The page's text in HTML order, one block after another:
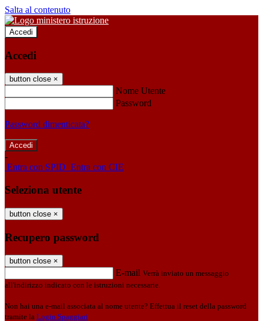
Salta al contenuto
Accedi
Accedi
button close ×
Nome Utente
Password
Password dimenticata?
-
Entra con SPID Entra con CIE
Seleziona utente
button close ×
Recupero password
button close ×
E-mail Verrà inviato un messaggio
all'indirizzo indicato con le istruzioni necessarie.
Non hai una e-mail associata al nome utente? Effettua il reset della password
tramite la Login Spaggiari